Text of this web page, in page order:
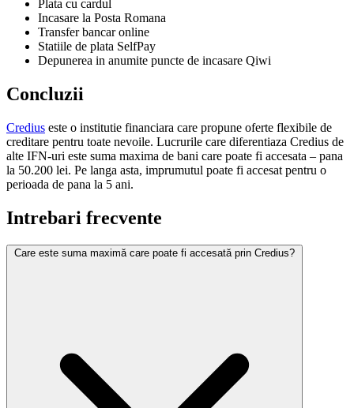
Plata cu cardul
Incasare la Posta Romana
Transfer bancar online
Statiile de plata SelfPay
Depunerea in anumite puncte de incasare Qiwi
Concluzii
Credius este o institutie financiara care propune oferte flexibile de
creditare pentru toate nevoile. Lucrurile care diferentiaza Credius de
alte IFN-uri este suma maxima de bani care poate fi accesata – pana
la 50.200 lei. Pe langa asta, imprumutul poate fi accesat pentru o
perioada de pana la 5 ani.
Intrebari frecvente
Care este suma maximă care poate fi accesată prin Credius?